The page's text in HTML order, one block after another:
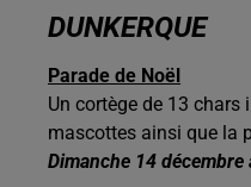
DUNKERQUE
Parade de Noël
Un cortège de 13
mascottes ainsi que la
Dimanche 14 décembre